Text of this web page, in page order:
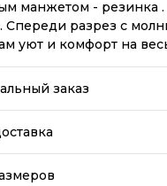
манжетом - резинка
Спереди разрез с
уют и комфорт на
заказ